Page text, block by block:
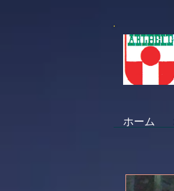
ホーム